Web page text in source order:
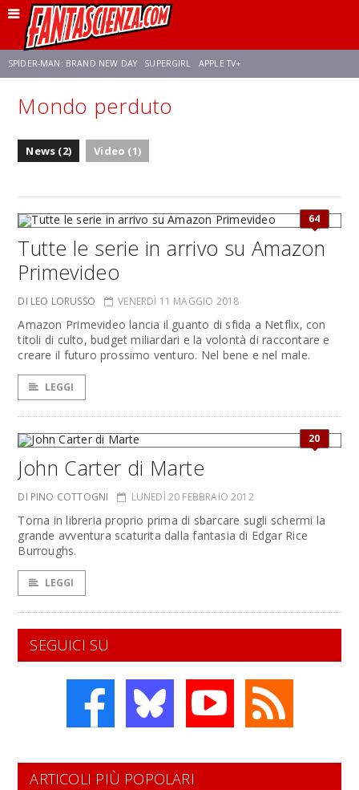
SPIDER-MAN: BRAND NEW DAY SUPERGIRL APPLE TV+
FRANCO RICCIARDIELLO ZENDAYA STAR TREK
Mondo perduto
News (2) Video (1)
64
Tutte le serie in arrivo su Amazon
Primevideo
DI LEO LORUSSO VENERDÌ 11 MAGGIO 2018
Amazon Primevideo lancia il guanto di sfida a Netflix, con
titoli di culto, budget miliardari e la volontà di raccontare e
creare il futuro prossimo venturo. Nel bene e nel male.
LEGGI
20
John Carter di Marte
DI PINO COTTOGNI LUNEDÌ 20 FEBBRAIO 2012
Torna in libreria proprio prima di sbarcare sugli schermi la
grande avventura scaturita dalla fantasia di Edgar Rice
Burroughs.
LEGGI
SEGUICI SU
ARTICOLI PIÙ POPOLARI